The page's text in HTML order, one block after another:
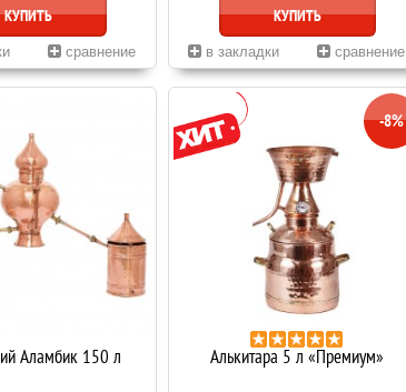
КУПИТЬ
сравнение
КУПИТЬ
в закладки сравнение
Аламбик 150 л Алькитара 5 л «Премиум»
-8%